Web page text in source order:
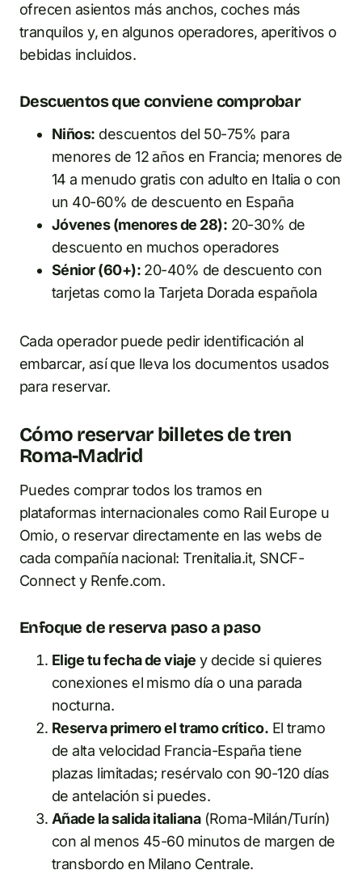
ofrecen asientos más anchos, coches más
tranquilos y, en algunos operadores, aperitivos o
bebidas incluidos.
Descuentos que conviene comprobar
Niños: descuentos del 50-75% para
menores de 12 años en Francia; menores de
14 a menudo gratis con adulto en Italia o con
un 40-60% de descuento en España
Jóvenes (menores de 28): 20-30% de
descuento en muchos operadores
Sénior (60+):20-40% de descuento con
tarjetas como la Tarjeta Dorada española
Cada operador puede pedir identificación al
embarcar, así que lleva los documentos usados
para reservar.
Cómo reservar billetes de tren
Roma-Madrid
Puedes comprar todos los tramos en
plataformas internacionales como Rail Europe u
Omio, o reservar directamente en las webs de
cada compañía nacional: Trenitalia.it, SNCF-
Connect y Renfe.com.
Enfoque de reserva paso a paso
Elige tu fecha de viaje y decide si quieres
conexiones el mismo día o una parada
nocturna.
Reserva primero el tramo crítico. El tramo
de alta velocidad Francia-España tiene
plazas limitadas; resérvalo con 90-120 días
de antelación si puedes.
Añade la salida italiana(Roma-Milán/Turín)
con al menos 45-60 minutos de margen de
transbordo en Milano Centrale.